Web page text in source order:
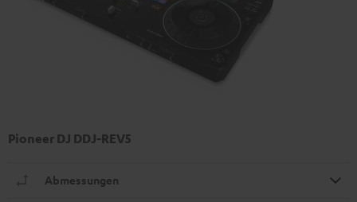
Pioneer DJ DDJ-REV5
Abmessungen